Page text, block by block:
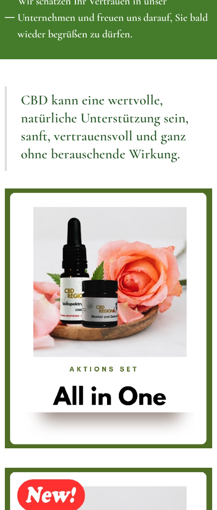
Unternehmen und freuen uns darauf, Sie bald
wieder begrüßen zu dürfen.
CBD kann eine wertvolle,
natürliche Unterstützung sein,
sanft, vertrauensvoll und ganz
ohne berauschende Wirkung.